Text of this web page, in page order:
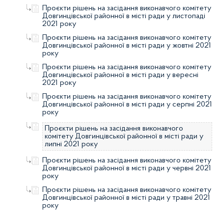
Проєкти рішень на засідання виконавчого комітету
Довгинцівської районної в місті ради у листопаді
2021 року
Проєкти рішень на засідання виконавчого комітету
Довгинцівської районної в місті ради у жовтні 2021
року
Проєкти рішень на засідання виконавчого комітету
Довгинцівської районної в місті ради у вересні
2021 року
Проєкти рішень на засідання виконавчого комітету
Довгинцівської районної в місті ради у серпні 2021
року
Проєкти рішень на засідання виконавчого
комітету Довгинцівської районної в місті ради у
липні 2021 року
Проєкти рішень на засідання виконавчого комітету
Довгинцівської районної в місті ради у червні 2021
року
Проєкти рішень на засідання виконавчого комітету
Довгинцівської районної в місті ради у травні 2021
року